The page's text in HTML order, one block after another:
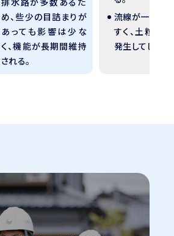
め、些少の目詰まりが
あっても影響は少な
く、機能が長期間維持
される。
流線が一点に
すく、土粒砂
発生してしまう。